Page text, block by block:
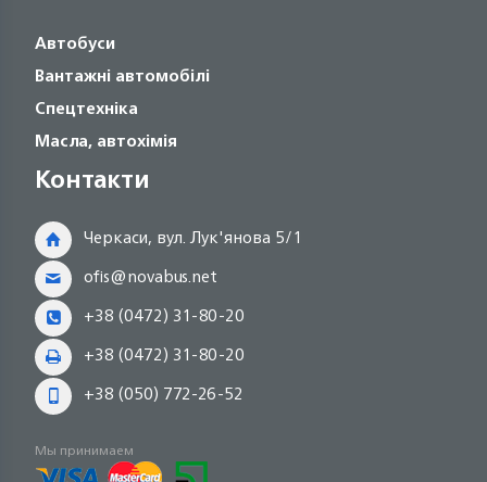
Автобуси
Вантажні автомобілі
Спецтехніка
Масла, автохімія
Контакти
Черкаси, вул. Лук'янова 5/1
ofis@novabus.net
+38 (0472) 31-80-20
+38 (0472) 31-80-20
+38 (050) 772-26-52
Мы принимаем